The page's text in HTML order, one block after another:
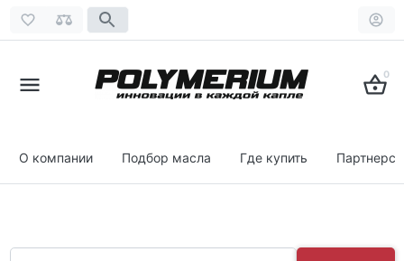
0
О компании Подбор масла Где купить